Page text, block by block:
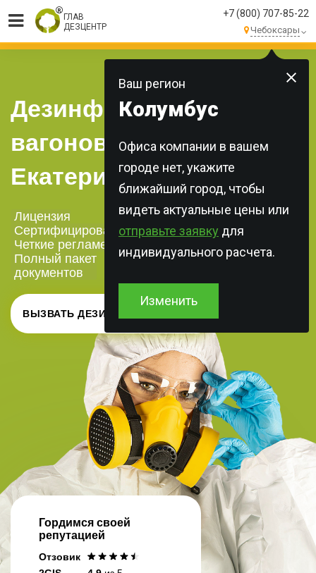
ГЛАВ
ДЕЗЦЕНТР
+7 (800) 707-85-22
Чебоксары
Ваш регион
Колумбус
Офиса компании в вашем
городе нет, укажите
ближайший город, чтобы
видеть актуальные цены или
отправьте заявку для
индивидуального расчета.
Изменить
МЫ ВЫПОЛНЯЕМБОЛЕЕ 250 ЗАКАЗОВ
КАЖДЫЙ ДЕНЬ!
Дезинфекция
вагонов в
Екатеринбурге
Лицензия
Сертифицированная химия
Четкие регламенты
Полный пакет
документов
ВЫЗВАТЬ ДЕЗИНФЕКТОРА
Гордимся своей
репутацией
Отзовик